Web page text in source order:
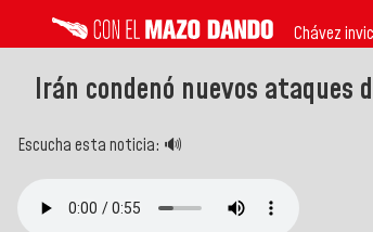
Chávez
Irán condenó nuevos ataques
Escucha esta noticia: 🔊